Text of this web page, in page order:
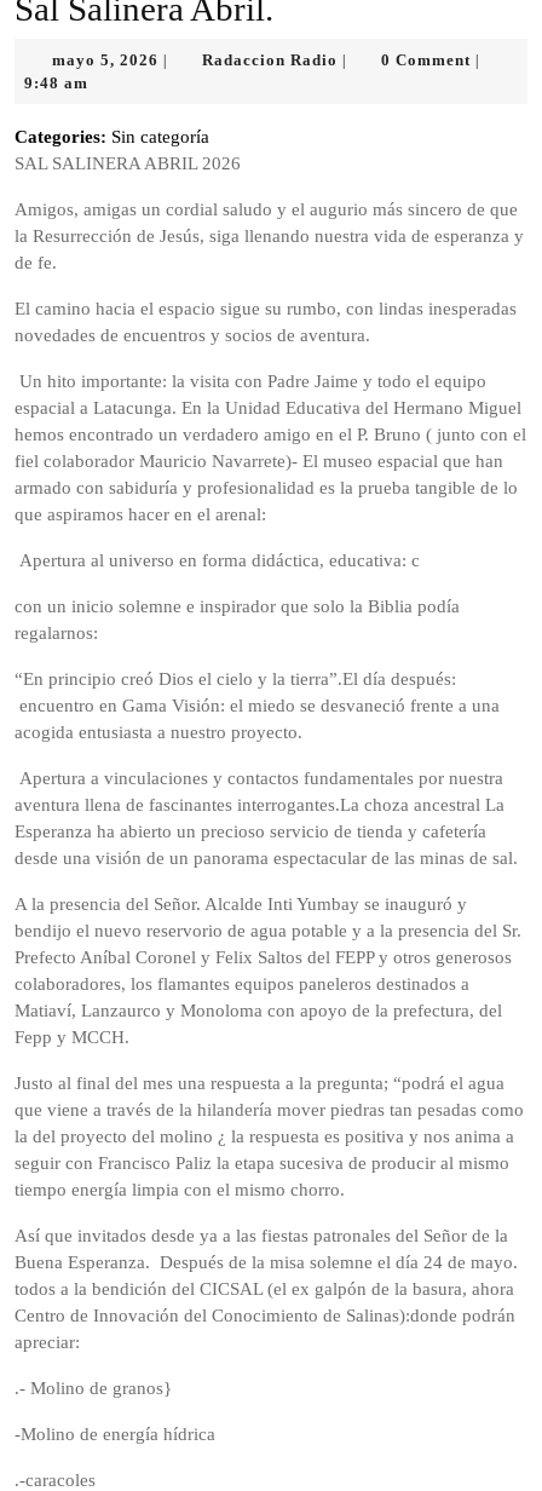
Sal Salinera Abril.
mayo 5, 2026 mayo Radaccion Radio Radaccion0 Comment
9:48 am
Categories: Sin categoría
SAL SALINERA ABRIL 2026
Amigos, amigas un cordial saludo y el augurio más sincero de que
la Resurrección de Jesús, siga llenando nuestra vida de esperanza y
de fe.
El camino hacia el espacio sigue su rumbo, con lindas inesperadas
novedades de encuentros y socios de aventura.
Un hito importante: la visita con Padre Jaime y todo el equipo
espacial a Latacunga. En la Unidad Educativa del Hermano Miguel
hemos encontrado un verdadero amigo en el P. Bruno ( junto con el
fiel colaborador Mauricio Navarrete)- El museo espacial que han
armado con sabiduría y profesionalidad es la prueba tangible de lo
que aspiramos hacer en el arenal:
Apertura al universo en forma didáctica, educativa: c
con un inicio solemne e inspirador que solo la Biblia podía
regalarnos:
“En principio creó Dios el cielo y la tierra”.El día después:
encuentro en Gama Visión: el miedo se desvaneció frente a una
acogida entusiasta a nuestro proyecto.
Apertura a vinculaciones y contactos fundamentales por nuestra
aventura llena de fascinantes interrogantes.La choza ancestral La
Esperanza ha abierto un precioso servicio de tienda y cafetería
desde una visión de un panorama espectacular de las minas de sal.
A la presencia del Señor. Alcalde Inti Yumbay se inauguró y
bendijo el nuevo reservorio de agua potable y a la presencia del Sr.
Prefecto Aníbal Coronel y Felix Saltos del FEPP y otros generosos
colaboradores, los flamantes equipos paneleros destinados a
Matiaví, Lanzaurco y Monoloma con apoyo de la prefectura, del
Fepp y MCCH.
Justo al final del mes una respuesta a la pregunta; “podrá el agua
que viene a través de la hilandería mover piedras tan pesadas como
la del proyecto del molino ¿ la respuesta es positiva y nos anima a
seguir con Francisco Paliz la etapa sucesiva de producir al mismo
tiempo energía limpia con el mismo chorro.
Así que invitados desde ya a las fiestas patronales del Señor de la
Buena Esperanza. Después de la misa solemne el día 24 de mayo.
todos a la bendición del CICSAL (el ex galpón de la basura, ahora
Centro de Innovación del Conocimiento de Salinas):donde podrán
apreciar:
.- Molino de granos}
-Molino de energía hídrica
.-caracoles